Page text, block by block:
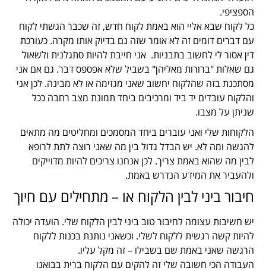
הספציפי.
כל לקוח שבא אליי הוא באמת לקוח חדש, זה שכבר הגשתי לקוח
עם דברים דומים זה לא אומר שזה גם בדיוק אותו מקרה. כעורכת
דין אסור לי לחשוב בתבניות. אני חייבת להיות סתגלנית ולשאול
גם שאלות "ברורות מאליהן" בשביל שלא אפספס דבר. גם אם אני
מסתכנת בזה שהלקוח יחשוב שאני מגזימה או לא מבינה. לכן אני
והלקוח עובדים יד ביד ומרכיבים ביחד תמונת מצב רחבה ככל
שניתן על מצבו.
הלקוחות שלי ואני עוברים ביחד המסמכים ומחליטים מה מתאים
להגשה ומה לא. יש הבדל גדול בין מה שאני רוצה לתת לרופא
לבין מה שהוא באמת צריך. לכן אנחנו צריכים להיות מדוייקים
ולהעביר את המידע הנדרש באמת.
חיבור ביני לבין הלקוח או – מתחילים עם חיוך
יש חשיבות עצומה לחיבור טוב ביני לבין הלקוח שלי. הועדה יכולה
להיות קשה רגשית ללקוח לשלי. וכשאני נותנת בכנות ללקוח
הרגשה שאני באמת שם בשבילו – זה מקל עליו.
העבודה הכי חשובה שלי זה להקים עם הלקוח ברית בבואנו